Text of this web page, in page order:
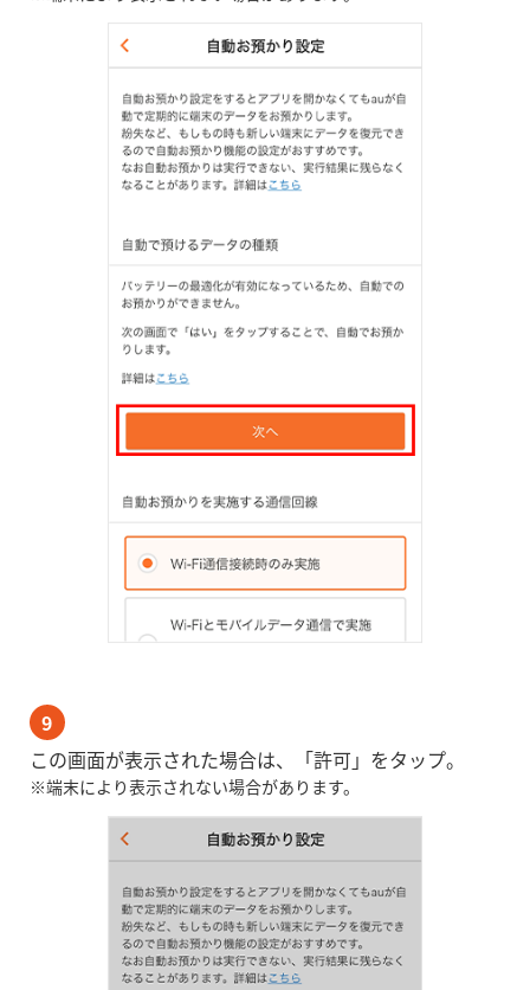
9
この画面が表示された場合は、「許可」をタップ。
※端末により表示されない場合があります。